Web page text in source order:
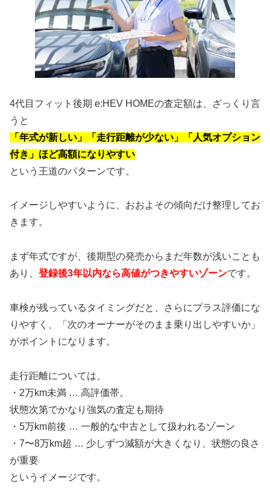
4代目フィット後期 e:HEV HOMEの査定額は、ざっくり言
うと
「年式が新しい」「走行距離が少ない」「人気オプション
付き」ほど高額になりやすい
という王道のパターンです。
イメージしやすいように、おおよその傾向だけ整理してお
きます。
まず年式ですが、後期型の発売からまだ年数が浅いことも
あり、 登録後3年以内なら高値がつきやすいゾーンです。
車検が残っているタイミングだと、さらにプラス評価にな
りやすく、「次のオーナーがそのまま乗り出しやすいか」
がポイントになります。
走行距離については、
・2万km未満 … 高評価帯。
状態次第でかなり強気の査定も期待
・5万km前後 … 一般的な中古として扱われるゾーン
・7〜8万km超 … 少しずつ減額が大きくなり、状態の良さ
が重要
というイメージです。